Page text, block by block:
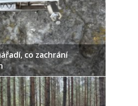
co zachrání